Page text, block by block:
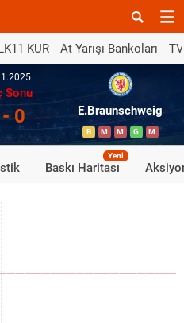
KUR At Yarışı Bankoları
Sonu
0 E.Braunschweig
B M M G M
Baskı Haritası
Yeni